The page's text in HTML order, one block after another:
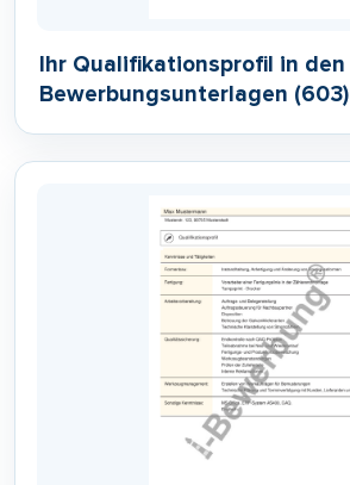
Ihr Qualifikationsprofil in den
Bewerbungsunterlagen (603)